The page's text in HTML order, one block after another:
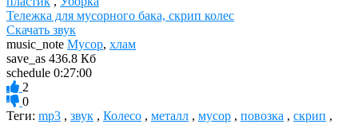
Тележка для мусорного бака, скрип колес
Скачать звук
music_note Мусор, хлам
save_as 436.8 Кб
schedule 0:27:00
2
0
Теги: mp3 , звук , Колесо , металл , мусор , повозка , скрип ,